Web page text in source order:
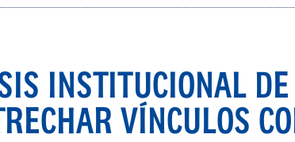
INSTITUCIONAL
VÍNCULOS